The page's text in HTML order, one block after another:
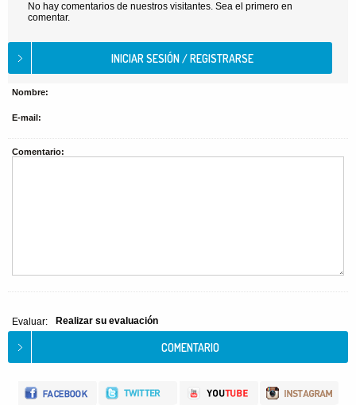
No hay comentarios de nuestros visitantes. Sea el primero en
comentar.
Nombre:
E-mail:
Comentario:
Evaluar: Realizar su evaluación